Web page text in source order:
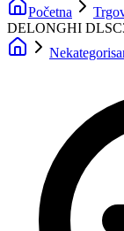
Početna
DELONGHI